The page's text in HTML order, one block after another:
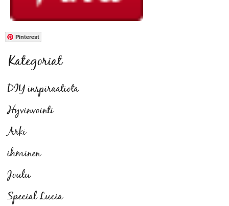
Pinterest
Kategoriat
DIY inspiraatiota
Hyvinvointi
Arki
ihminen
Joulu
Special Lucia